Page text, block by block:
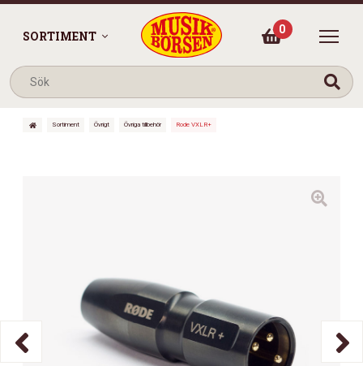
SORTIMENT 0
Sortiment Övrigt Övriga tillbehör Rode VXLR+